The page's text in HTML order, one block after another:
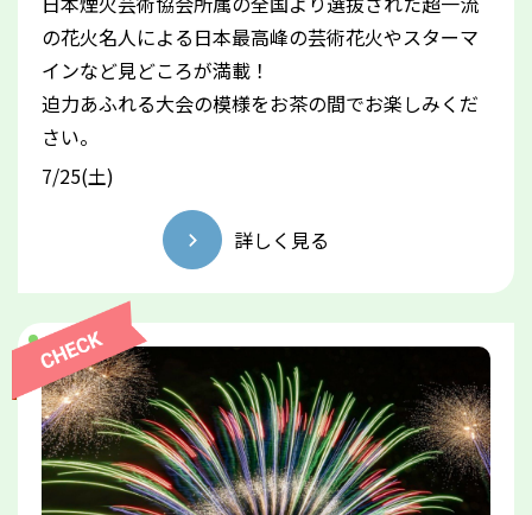
の花火名人による日本最高峰の芸術花火やスターマ
インなど見どころが満載！
迫力あふれる大会の模様をお茶の間でお楽しみくだ
さい。
7/25(土)
詳しく見る